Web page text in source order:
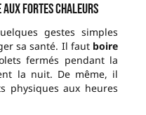
aux fortes chaleurs
gestes simples
sa santé. Il faut boire
fermés pendant la
la nuit. De même, il
physiques aux heures